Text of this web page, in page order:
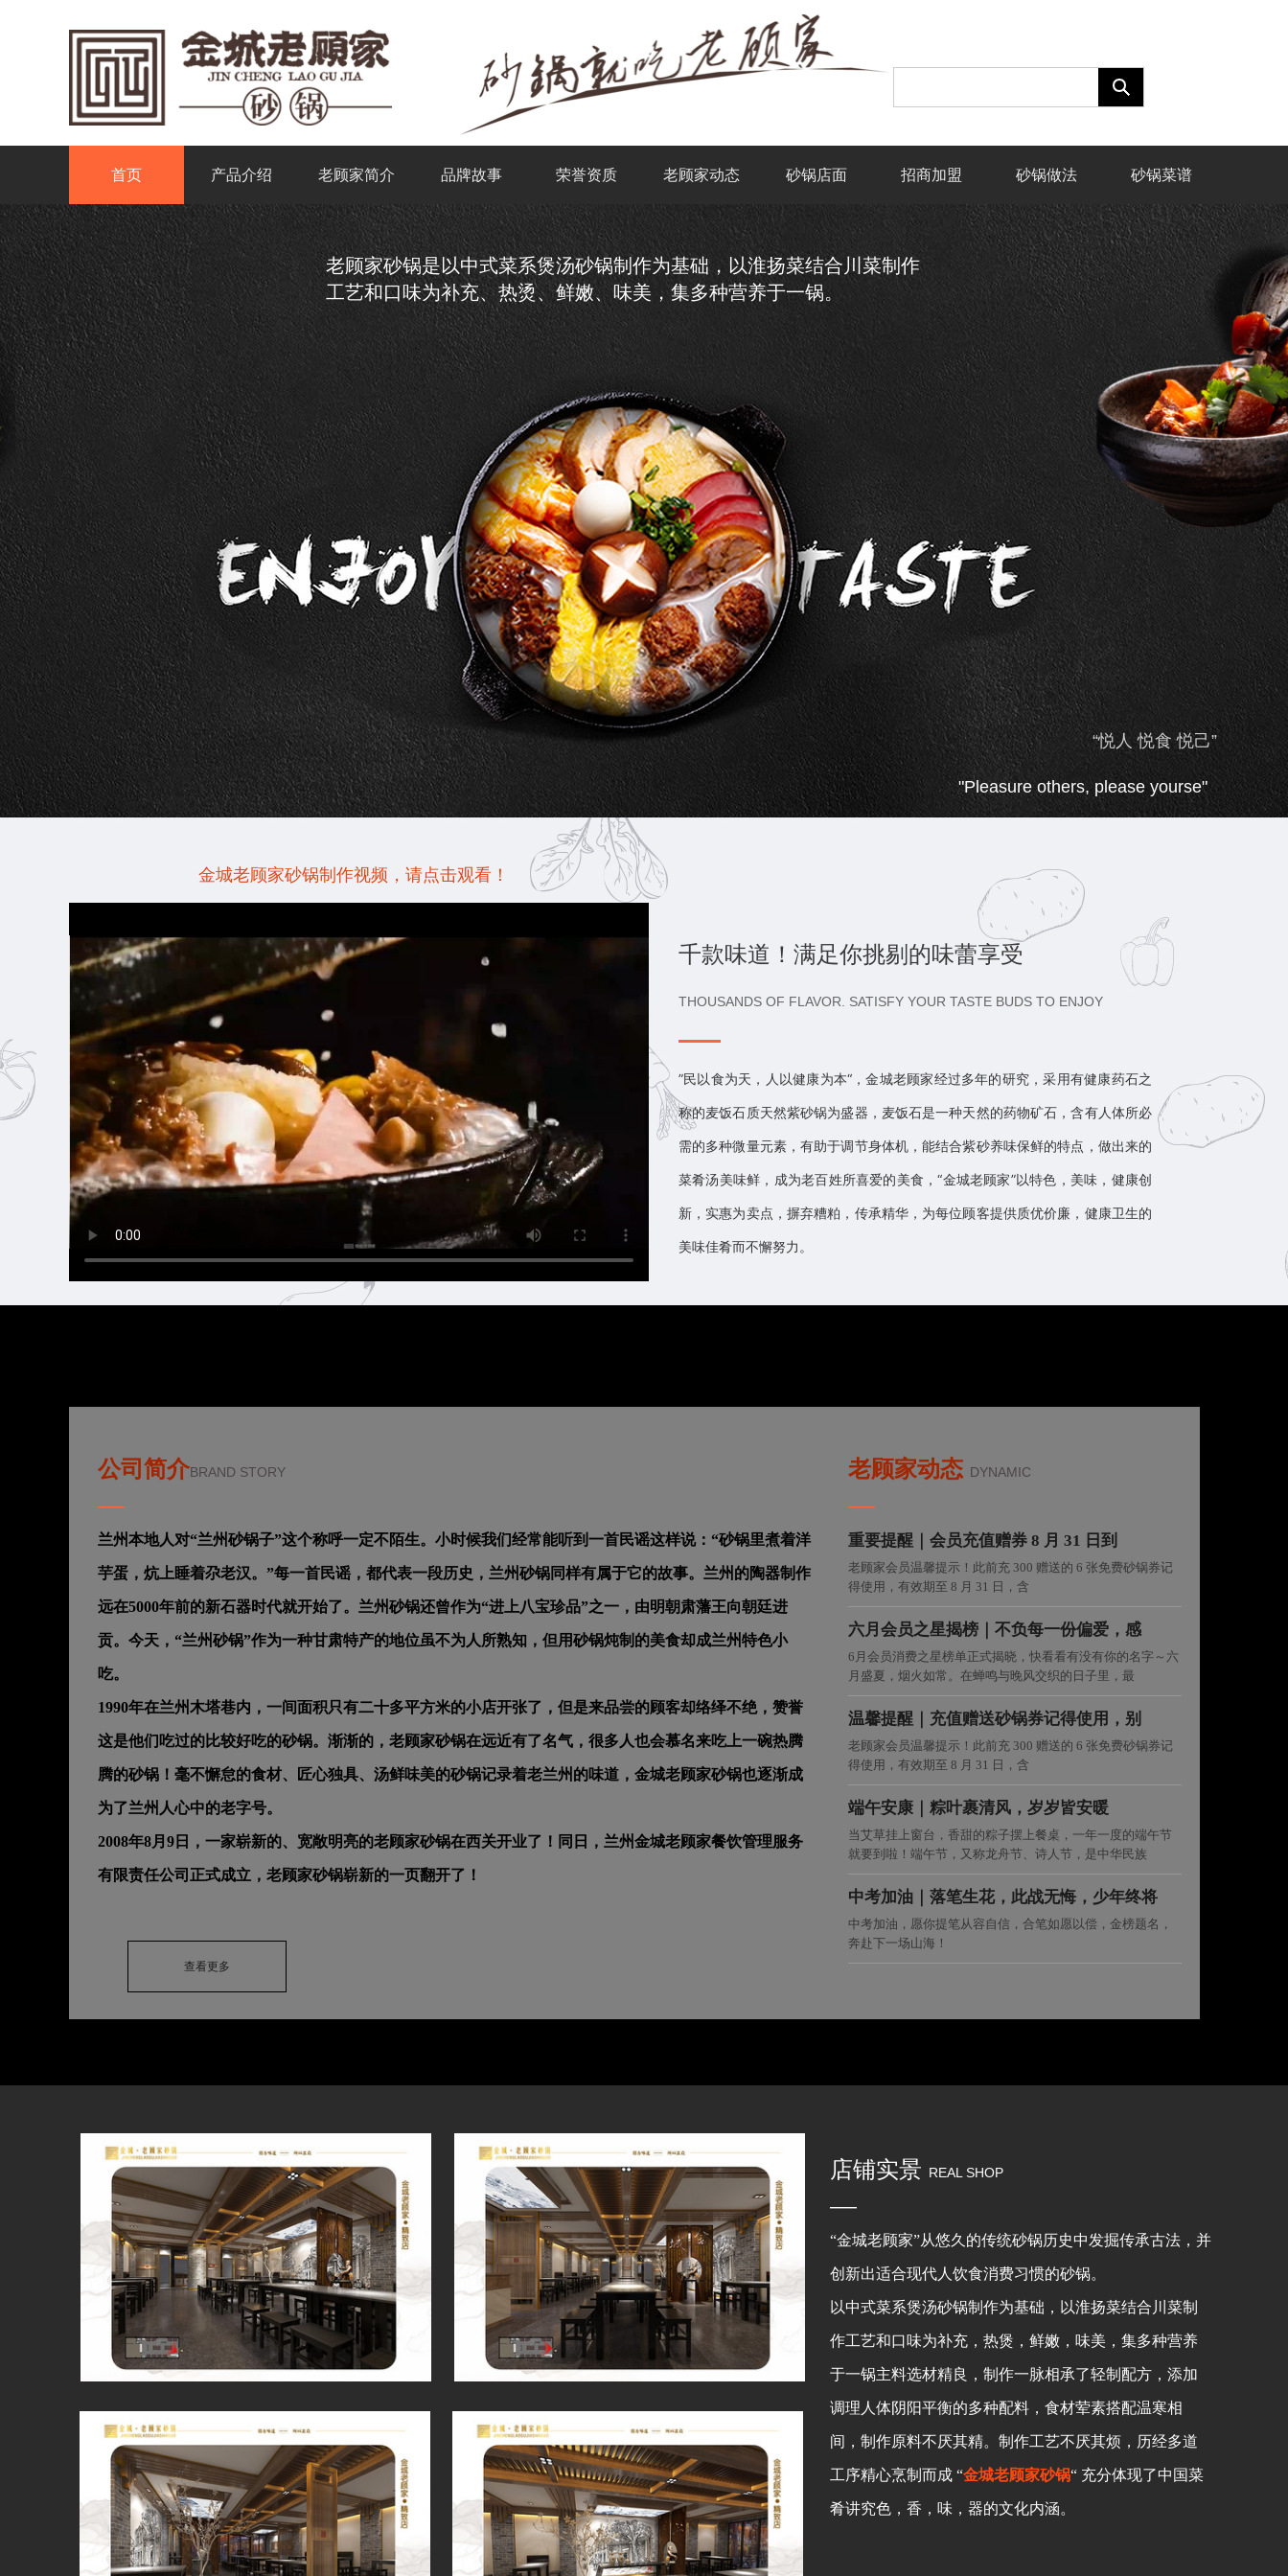
首页 产品介绍 老顾家简介 品牌故事 荣誉资质 老顾家动态 砂锅店面 招商加盟 砂锅做法 砂锅菜谱
老顾家砂锅是以中式菜系煲汤砂锅制作为基础，以淮扬菜结合川菜制作
工艺和口味为补充、热烫、鲜嫩、味美，集多种营养于一锅。
“悦人 悦食 悦己”
"Pleasure others, please yourse"
金城老顾家砂锅制作视频，请点击观看！
千款味道！满足你挑剔的味蕾享受
THOUSANDS OF FLAVOR. SATISFY YOUR TASTE BUDS TO ENJOY
”民以食为天，人以健康为本“，金城老顾家经过多年的研究，采用有健康药石之
称的麦饭石质天然紫砂锅为盛器，麦饭石是一种天然的药物矿石，含有人体所必
需的多种微量元素，有助于调节身体机，能结合紫砂养味保鲜的特点，做出来的
菜肴汤美味鲜，成为老百姓所喜爱的美食，“金城老顾家”以特色，美味，健康创
新，实惠为卖点，摒弃糟粕，传承精华，为每位顾客提供质优价廉，健康卫生的
美味佳肴而不懈努力。
公司简介BRAND STORY
——
兰州本地人对“兰州砂锅子”这个称呼一定不陌生。小时候我们经常能听到一首民谣这样说：“砂锅里煮着洋
芋蛋，炕上睡着尕老汉。”每一首民谣，都代表一段历史，兰州砂锅同样有属于它的故事。兰州的陶器制作
远在5000年前的新石器时代就开始了。兰州砂锅还曾作为“进上八宝珍品”之一，由明朝肃藩王向朝廷进
贡。今天，“兰州砂锅”作为一种甘肃特产的地位虽不为人所熟知，但用砂锅炖制的美食却成兰州特色小
吃。
1990年在兰州木塔巷内，一间面积只有二十多平方米的小店开张了，但是来品尝的顾客却络绎不绝，赞誉
这是他们吃过的比较好吃的砂锅。渐渐的，老顾家砂锅在远近有了名气，很多人也会慕名来吃上一碗热腾
腾的砂锅！毫不懈怠的食材、匠心独具、汤鲜味美的砂锅记录着老兰州的味道，金城老顾家砂锅也逐渐成
为了兰州人心中的老字号。
2008年8月9日，一家崭新的、宽敞明亮的老顾家砂锅在西关开业了！同日，兰州金城老顾家餐饮管理服务
有限责任公司正式成立，老顾家砂锅崭新的一页翻开了！
查看更多
老顾家动态 DYNAMIC
——
重要提醒｜会员充值赠券 8 月 31 日到
老顾家会员温馨提示！此前充 300 赠送的 6 张免费砂锅券记
得使用，有效期至 8 月 31 日，含
六月会员之星揭榜｜不负每一份偏爱，感
6月会员消费之星榜单正式揭晓，快看看有没有你的名字～六
月盛夏，烟火如常。在蝉鸣与晚风交织的日子里，最
温馨提醒｜充值赠送砂锅券记得使用，别
老顾家会员温馨提示！此前充 300 赠送的 6 张免费砂锅券记
得使用，有效期至 8 月 31 日，含
端午安康｜粽叶裹清风，岁岁皆安暖
当艾草挂上窗台，香甜的粽子摆上餐桌，一年一度的端午节
就要到啦！端午节，又称龙舟节、诗人节，是中华民族
中考加油｜落笔生花，此战无悔，少年终将
中考加油，愿你提笔从容自信，合笔如愿以偿，金榜题名，
奔赴下一场山海！
店铺实景 REAL SHOP
——
“金城老顾家”从悠久的传统砂锅历史中发掘传承古法，并
创新出适合现代人饮食消费习惯的砂锅。
以中式菜系煲汤砂锅制作为基础，以淮扬菜结合川菜制
作工艺和口味为补充，热煲，鲜嫩，味美，集多种营养
于一锅主料选材精良，制作一脉相承了轻制配方，添加
调理人体阴阳平衡的多种配料，食材荤素搭配温寒相
间，制作原料不厌其精。制作工艺不厌其烦，历经多道
工序精心烹制而成 “金城老顾家砂锅“ 充分体现了中国菜
肴讲究色，香，味，器的文化内涵。